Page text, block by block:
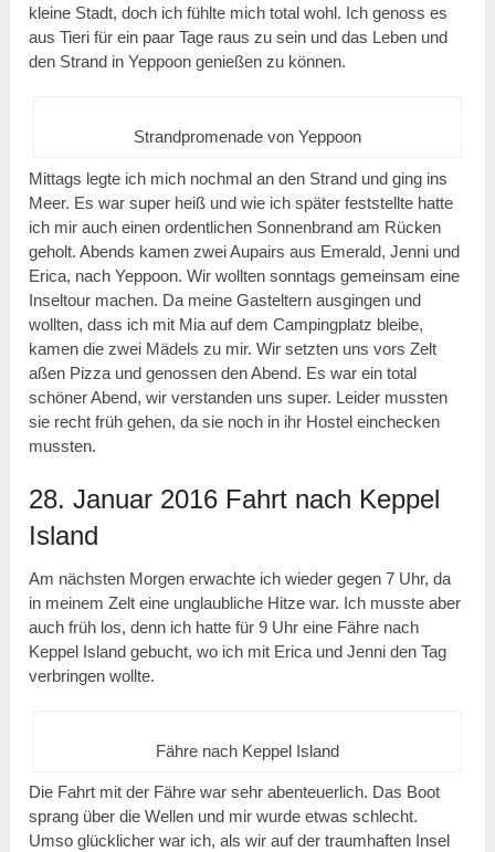
kleine Stadt, doch ich fühlte mich total wohl. Ich genoss es
aus Tieri für ein paar Tage raus zu sein und das Leben und
den Strand in Yeppoon genießen zu können.
Strandpromenade von Yeppoon
Mittags legte ich mich nochmal an den Strand und ging ins
Meer. Es war super heiß und wie ich später feststellte hatte
ich mir auch einen ordentlichen Sonnenbrand am Rücken
geholt. Abends kamen zwei Aupairs aus Emerald, Jenni und
Erica, nach Yeppoon. Wir wollten sonntags gemeinsam eine
Inseltour machen. Da meine Gasteltern ausgingen und
wollten, dass ich mit Mia auf dem Campingplatz bleibe,
kamen die zwei Mädels zu mir. Wir setzten uns vors Zelt
aßen Pizza und genossen den Abend. Es war ein total
schöner Abend, wir verstanden uns super. Leider mussten
sie recht früh gehen, da sie noch in ihr Hostel einchecken
mussten.
28. Januar 2016 Fahrt nach Keppel
Island
Am nächsten Morgen erwachte ich wieder gegen 7 Uhr, da
in meinem Zelt eine unglaubliche Hitze war. Ich musste aber
auch früh los, denn ich hatte für 9 Uhr eine Fähre nach
Keppel Island gebucht, wo ich mit Erica und Jenni den Tag
verbringen wollte.
Fähre nach Keppel Island
Die Fahrt mit der Fähre war sehr abenteuerlich. Das Boot
sprang über die Wellen und mir wurde etwas schlecht.
Umso glücklicher war ich, als wir auf der traumhaften Insel